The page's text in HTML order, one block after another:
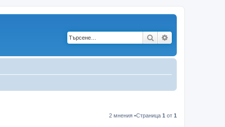
Търсене
2 мнения •Страница 1 от 1